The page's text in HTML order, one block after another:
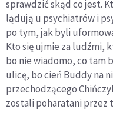
sprawdzić skąd co jest.
lądują u psychiatrów i
po tym, jak byli
Kto się ujmie za ludźmi,
bo nie wiadomo, co tam
ulicę, bo cień Buddy na
przechodzącego
zostali poharatani przez